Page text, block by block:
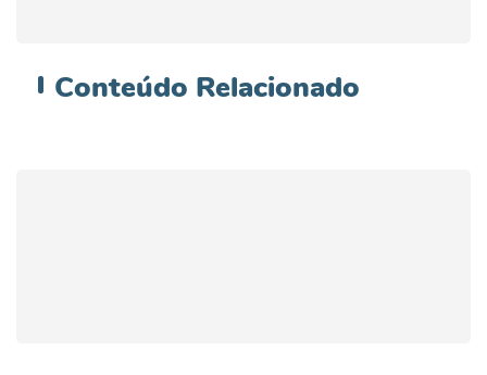
Conteúdo Relacionado